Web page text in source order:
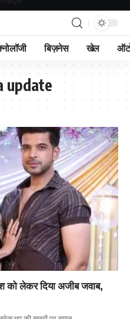
बिज़नेस खेल
update
लेकर दिया अजीब जवाब,